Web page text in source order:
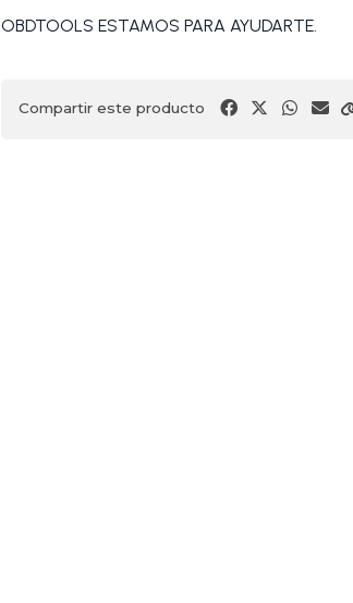
OBDTOOLS ESTAMOS PARA AYUDARTE.
Compartir este producto